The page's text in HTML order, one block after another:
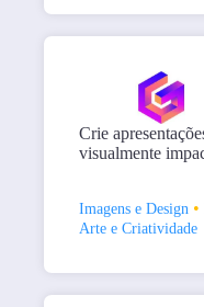
Crie
visualmente
Imagens e Design •
Arte e Criatividade